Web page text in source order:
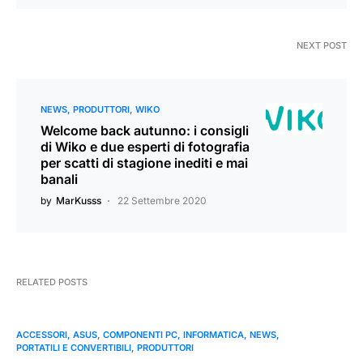
NEXT POST
NEWS PRODUTTORI WIKO
Welcome back autunno: i consigli
di Wiko e due esperti di fotografia
per scatti di stagione inediti e mai
banali
by MarKusss 22 Settembre 2020
RELATED POSTS
ACCESSORI ASUS COMPONENTI PC INFORMATICA NEWS
PORTATILI E CONVERTIBILI PRODUTTORI